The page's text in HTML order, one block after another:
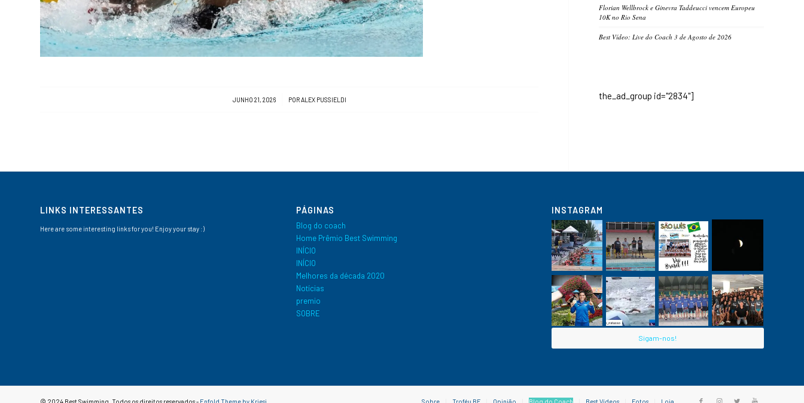
JUNHO 21, 2026
/ POR ALEX PUSSIELDI
Florian Wellbrock e Ginevra Taddeucci vencem Europeu
10K no Rio Sena
Best Vídeo: Live do Coach 3 de Agosto de 2026
the_ad_group id="2834"]
LINKS INTERESSANTES
Here are some interesting links for you! Enjoy your stay :)
PÁGINAS
Blog do coach
Home Prêmio Best Swimming
INÍCIO
INÍCIO
Melhores da década 2020
Notícias
premio
SOBRE
INSTAGRAM
Sigam-nos!
© 2024 Best Swimming. Todos os direitos reservados - Enfold Theme by Kriesi Sobre Troféu BF Opinião Blog do Coach Best Vídeos Fotos Loja